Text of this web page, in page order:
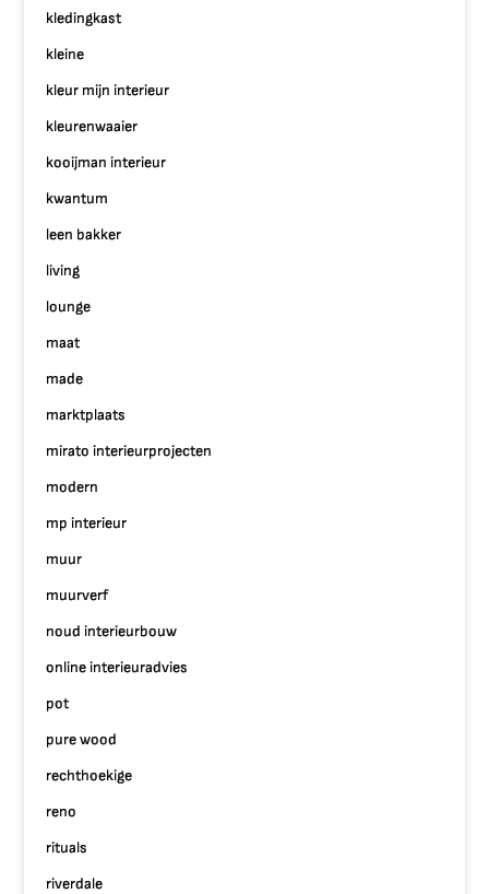
kledingkast
kleine
kleur mijn interieur
kleurenwaaier
kooijman interieur
kwantum
leen bakker
living
lounge
maat
made
marktplaats
mirato interieurprojecten
modern
mp interieur
muur
muurverf
noud interieurbouw
online interieuradvies
pot
pure wood
rechthoekige
reno
rituals
riverdale